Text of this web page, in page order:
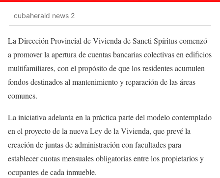
cubaherald news 2
La Dirección Provincial de Vivienda de Sancti Spíritus comenzó
a promover la apertura de cuentas bancarias colectivas en edificios
multifamiliares, con el propósito de que los residentes acumulen
fondos destinados al mantenimiento y reparación de las áreas
comunes.
La iniciativa adelanta en la práctica parte del modelo contemplado
en el proyecto de la nueva Ley de la Vivienda, que prevé la
creación de juntas de administración con facultades para
establecer cuotas mensuales obligatorias entre los propietarios y
ocupantes de cada inmueble.